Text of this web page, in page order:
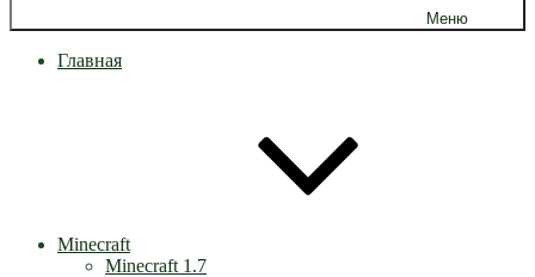
Меню
Главная
Minecraft
Minecraft 1.7